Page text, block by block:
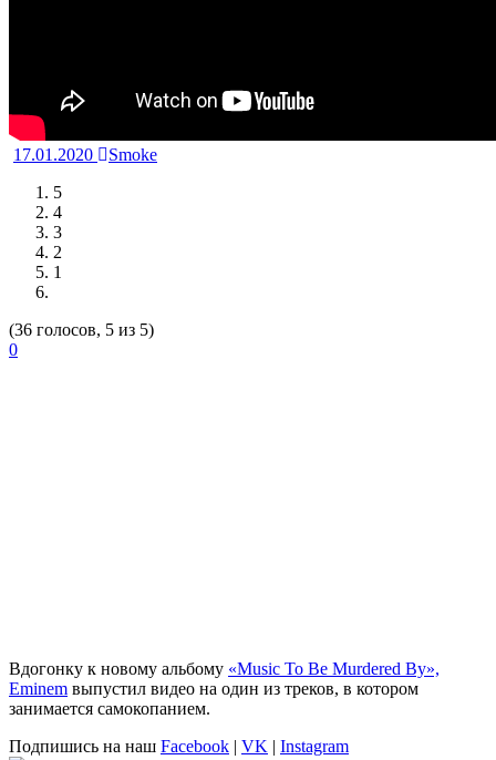
17.01.2020
Smoke
5
4
3
2
1
(36 голосов, 5 из 5)
0
Вдогонку к новому альбому «Music To Be Murdered By»,
Eminem выпустил видео на один из треков, в котором
занимается самокопанием.
Подпишись на наш Facebook | VK | Instagram